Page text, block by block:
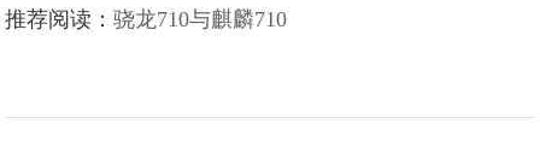
推荐阅读：骁龙710与麒麟710